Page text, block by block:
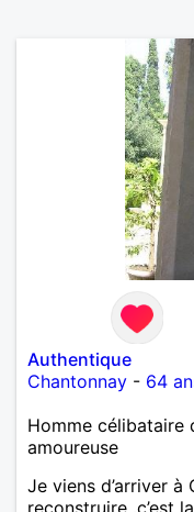
Authentique
Chantonnay - 64
Homme célibataire
amoureuse
Je viens d’arriver
reconstruire .c’est